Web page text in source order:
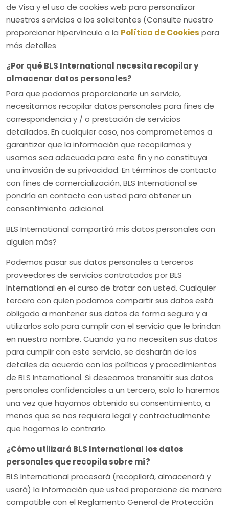
de Visa y el uso de cookies web para personalizar
nuestros servicios a los solicitantes (Consulte nuestro
proporcionar hipervínculo a la Política de Cookies para
más detalles
¿Por qué BLS International necesita recopilar y
almacenar datos personales?
Para que podamos proporcionarle un servicio,
necesitamos recopilar datos personales para fines de
correspondencia y / o prestación de servicios
detallados. En cualquier caso, nos comprometemos a
garantizar que la información que recopilamos y
usamos sea adecuada para este fin y no constituya
una invasión de su privacidad. En términos de contacto
con fines de comercialización, BLS International se
pondría en contacto con usted para obtener un
consentimiento adicional.
BLS International compartirá mis datos personales con
alguien más?
Podemos pasar sus datos personales a terceros
proveedores de servicios contratados por BLS
International en el curso de tratar con usted. Cualquier
tercero con quien podamos compartir sus datos está
obligado a mantener sus datos de forma segura y a
utilizarlos solo para cumplir con el servicio que le brindan
en nuestro nombre. Cuando ya no necesiten sus datos
para cumplir con este servicio, se desharán de los
detalles de acuerdo con las políticas y procedimientos
de BLS International. Si deseamos transmitir sus datos
personales confidenciales a un tercero, solo lo haremos
una vez que hayamos obtenido su consentimiento, a
menos que se nos requiera legal y contractualmente
que hagamos lo contrario.
¿Cómo utilizará BLS International los datos
personales que recopila sobre mí?
BLS International procesará (recopilará, almacenará y
usará) la información que usted proporcione de manera
compatible con el Reglamento General de Protección